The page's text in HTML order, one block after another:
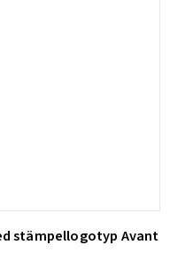
stämpellogotyp Avant